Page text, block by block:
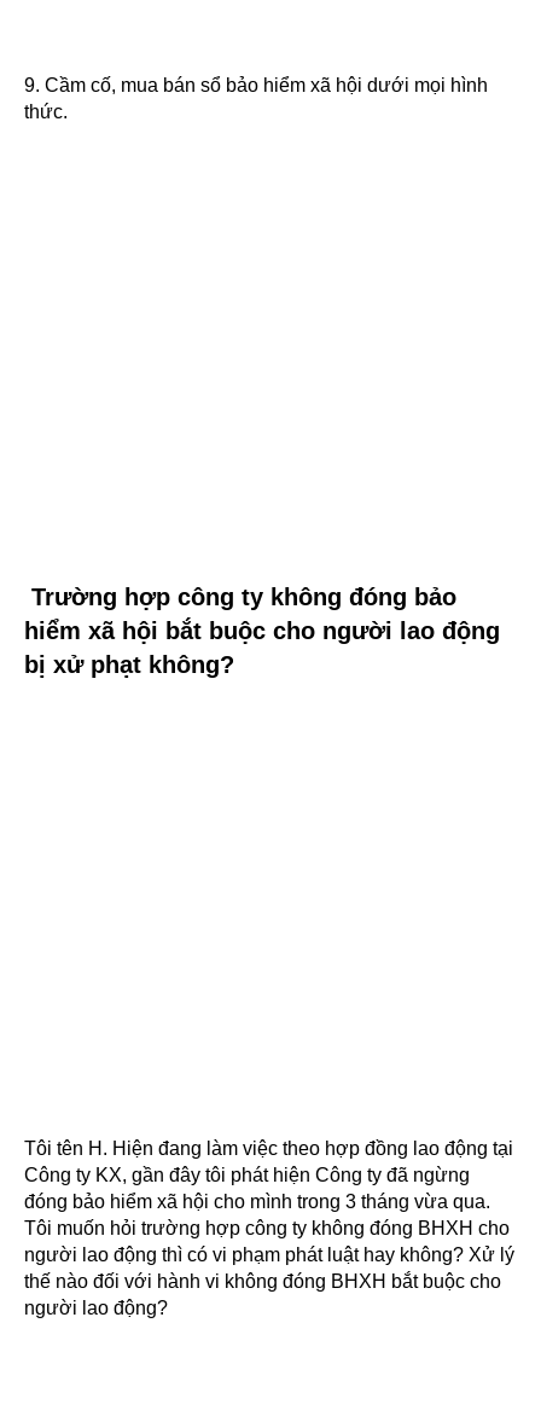
9. Cầm cố, mua bán sổ bảo hiểm xã hội dưới mọi hình
thức.
Trường hợp công ty không đóng bảo
hiểm xã hội bắt buộc cho người lao động
bị xử phạt không?
Tôi tên H. Hiện đang làm việc theo hợp đồng lao động tại
Công ty KX, gần đây tôi phát hiện Công ty đã ngừng
đóng bảo hiểm xã hội cho mình trong 3 tháng vừa qua.
Tôi muốn hỏi trường hợp công ty không đóng BHXH cho
người lao động thì có vi phạm phát luật hay không? Xử lý
thế nào đối với hành vi không đóng BHXH bắt buộc cho
người lao động?